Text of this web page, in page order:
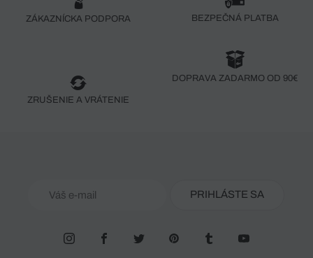
ZÁKAZNÍCKA PODPORA BEZPEČNÁ PLATBA
ZRUŠENIE A VRÁTENIE
DOPRAVA ZADARMO OD 90€
PRIHLÁSTE SA